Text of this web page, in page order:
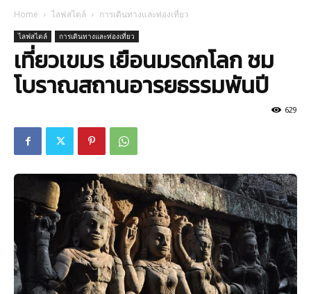
Home ไลฟสไตล์ การเดินทางและท่องเที่ยว
ไลฟสไตล์ การเดินทางและท่องเที่ยว
เที่ยวเขมร เยือนมรดกโลก ชม
โบราณสถานอารยธรรมพันปี
629